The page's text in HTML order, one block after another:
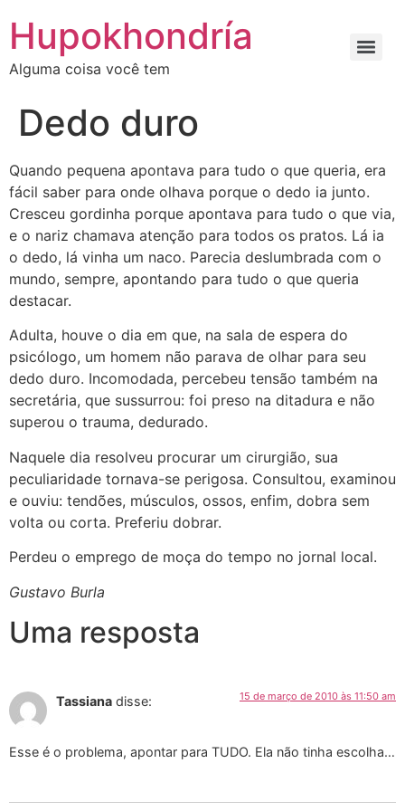
para
conteúdo
Hupokhondría
Alguma coisa você tem
Dedo duro
Quando pequena apontava para tudo o que queria, era
fácil saber para onde olhava porque o dedo ia junto.
Cresceu gordinha porque apontava para tudo o que via,
e o nariz chamava atenção para todos os pratos. Lá ia
o dedo, lá vinha um naco. Parecia deslumbrada com o
mundo, sempre, apontando para tudo o que queria
destacar.
Adulta, houve o dia em que, na sala de espera do
psicólogo, um homem não parava de olhar para seu
dedo duro. Incomodada, percebeu tensão também na
secretária, que sussurrou: foi preso na ditadura e não
superou o trauma, dedurado.
Naquele dia resolveu procurar um cirurgião, sua
peculiaridade tornava-se perigosa. Consultou, examinou
e ouviu: tendões, músculos, ossos, enfim, dobra sem
volta ou corta. Preferiu dobrar.
Perdeu o emprego de moça do tempo no jornal local.
Gustavo Burla
Uma resposta
Tassiana disse: 15 de março de 2010 às 11:50 am
Esse é o problema, apontar para TUDO. Ela não tinha escolha…